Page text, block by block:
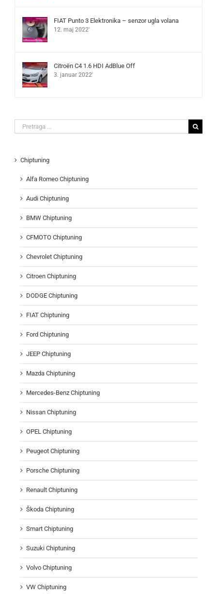
FIAT Punto 3 Elektronika – senzor ugla volana
12. maj 2022'
Citroën C4 1.6 HDI AdBlue Off
3. januar 2022'
Search
for:
Chiptuning
Alfa Romeo Chiptuning
Audi Chiptuning
BMW Chiptuning
CFMOTO Chiptuning
Chevrolet Chiptuning
Citroen Chiptuning
DODGE Chiptuning
FIAT Chiptuning
Ford Chiptuning
JEEP Chiptuning
Mazda Chiptuning
Mercedes-Benz Chiptuning
Nissan Chiptuning
OPEL Chiptuning
Peugeot Chiptuning
Porsche Chiptuning
Renault Chiptuning
Škoda Chiptuning
Smart Chiptuning
Suzuki Chiptuning
Volvo Chiptuning
VW Chiptuning